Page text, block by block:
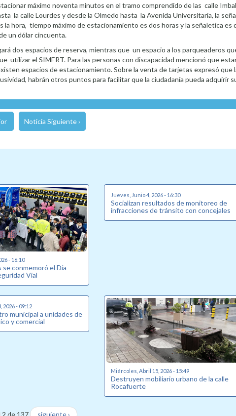
máximo noventa minutos en el tramo comprendido de las calle
la calle Lourdes y desde la Olmedo hasta la Avenida Universitaria, la
hora, tiempo máximo de estacionamiento es dos horas y la señaletica es
un dólar cincuenta.
dos espacios de reserva, mientras que un espacio a los parqueaderos
utilizar el SIMERT. Para las personas con discapacidad mencionó que
espacios de estacionamiento. Sobre la venta de tarjetas expresó que
habrán otros puntos para facilitar que la ciudadanía pueda adquirir
Noticia Siguiente ›
- 16:10
conmemoró el Día
Vial
Jueves, Junio 4, 2026 - 16:30
Socializan resultados de monitoreo de
infracciones de tránsito con concejales
2026 - 09:12
municipal a unidades de
y comercial
Miércoles, Abril 15, 2026 - 15:49
Destruyen mobiliario urbano de la calle
Rocafuerte
2 de 137 siguiente ›